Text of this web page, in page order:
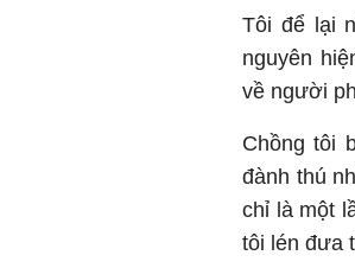
Tôi để lại
nguyên
về người
Chồng tôi
đành thú
chỉ là một
tôi lén đưa